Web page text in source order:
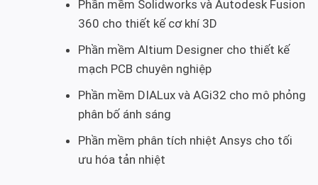
Phần mềm Solidworks và Autodesk Fusion
360 cho thiết kế cơ khí 3D
Phần mềm Altium Designer cho thiết kế
mạch PCB chuyên nghiệp
Phần mềm DIALux và AGi32 cho mô phỏng
phân bố ánh sáng
Phần mềm phân tích nhiệt Ansys cho tối
ưu hóa tản nhiệt